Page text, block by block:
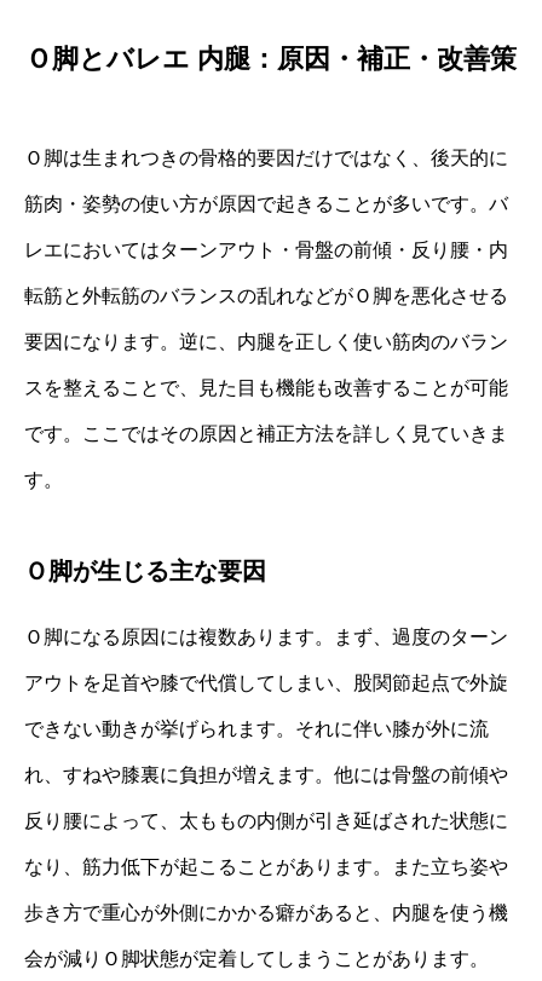
Ｏ脚とバレエ 内腿：原因・補正・改善策
Ｏ脚は生まれつきの骨格的要因だけではなく、後天的に
筋肉・姿勢の使い方が原因で起きることが多いです。バ
レエにおいてはターンアウト・骨盤の前傾・反り腰・内
転筋と外転筋のバランスの乱れなどがＯ脚を悪化させる
要因になります。逆に、内腿を正しく使い筋肉のバラン
スを整えることで、見た目も機能も改善することが可能
です。ここではその原因と補正方法を詳しく見ていきま
す。
Ｏ脚が生じる主な要因
Ｏ脚になる原因には複数あります。まず、過度のターン
アウトを足首や膝で代償してしまい、股関節起点で外旋
できない動きが挙げられます。それに伴い膝が外に流
れ、すねや膝裏に負担が増えます。他には骨盤の前傾や
反り腰によって、太ももの内側が引き延ばされた状態に
なり、筋力低下が起こることがあります。また立ち姿や
歩き方で重心が外側にかかる癖があると、内腿を使う機
会が減りＯ脚状態が定着してしまうことがあります。